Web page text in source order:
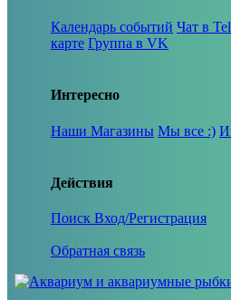
Календарь событий Чат в
карте Группа в VK
Интересно
Наши Магазины Мы все :)
Действия
Поиск Вход/Регистрация
Обратная связь